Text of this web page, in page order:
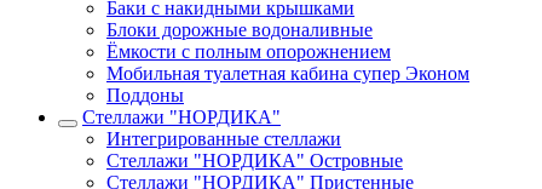
Баки с накидными крышками
Блоки дорожные водоналивные
Ёмкости с полным опорожнением
Мобильная туалетная кабина супер Эконом
Поддоны
Стеллажи "НОРДИКА"
Интегрированные стеллажи
Стеллажи "НОРДИКА" Островные
Стеллажи "НОРДИКА" Пристенные